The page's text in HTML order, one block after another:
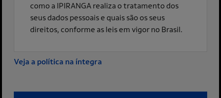
como a IPIRANGA realiza o tratamento dos
seus dados pessoais e quais são os seus
direitos, conforme as leis em vigor no Brasil.
Veja a política na íntegra